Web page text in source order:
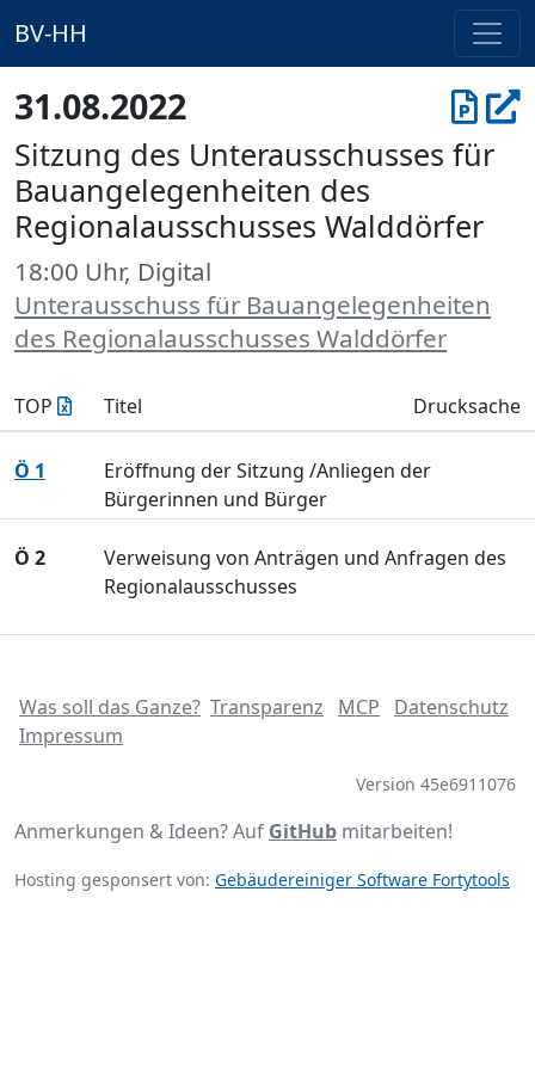
BV-HH
31.08.2022
Sitzung des Unterausschusses für
Bauangelegenheiten des
Regionalausschusses Walddörfer
18:00 Uhr, Digital
Unterausschuss für Bauangelegenheiten
des Regionalausschusses Walddörfer
TOP Titel Drucksache
Ö 1
Eröffnung der Sitzung /Anliegen der
Bürgerinnen und Bürger
Ö 2
Verweisung von Anträgen und Anfragen des
Regionalausschusses
Was soll das Ganze? Transparenz MCP
Datenschutz
Impressum
Version 45e6911076
Anmerkungen & Ideen? Auf GitHub mitarbeiten!
Hosting gesponsert von: Gebäudereiniger Software Fortytools